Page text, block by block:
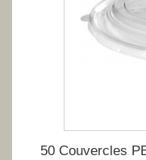
50 Couvercles